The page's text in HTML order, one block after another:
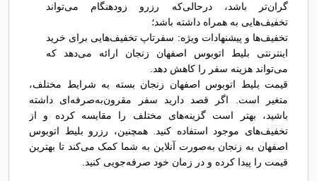
گران‌تر باشد، درحالی‌که رزرو زودهنگام می‌تواند
تخفیف‌هایی به همراه داشته باشد؛
تخفیف‌ها و پیشنهادات ویژه: سفرتاپ تخفیف‌هایی برای خرید
اینترنتی بلیط اتوبوس اصفهان زنجان ارائه می‌دهد که
می‌تواند هزینه سفر را کاهش دهد.
قیمت بلیط اتوبوس اصفهان زنجان بسته به شرایط مختلف،
متغیر است. اگر قصد دارید سفر مقرون‌به‌صرفه‌ای داشته
باشید، بهتر است گزینه‌های مختلف را مقایسه کرده و از
تخفیف‌های موجود استفاده کنید. همچنین، رزرو بلیط اتوبوس
اصفهان به زنجان به‌صورت آنلاین به شما کمک می‌کند تا بهترین
قیمت را پیدا کرده و در زمان خود صرفه‌جویی کنید.